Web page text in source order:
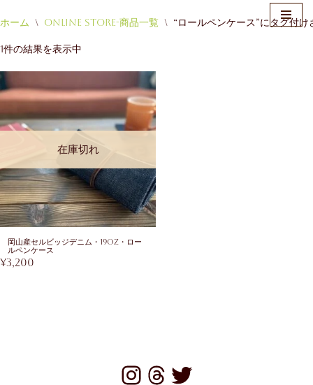
ン
テ
ン
ツ
へ
ッ
プ
ホーム \ Online Store-商品一覧 \ “ロールペンケース”にタグ付け
1件の結果を表示中
在庫切れ
岡山産セルビッジデニム・19oz・ロー
ルペンケース
¥3,200